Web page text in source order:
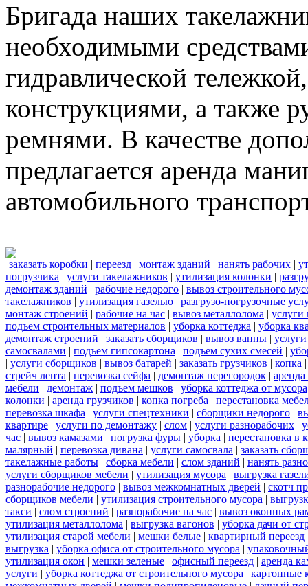
Бригада наших
необходимыми
гидравлической
конструкциями, а также
ремнями. В качестве
предлагается аренда
автомобильного
заказать коробки | переезд | монтаж зданий | нанять рабочих |
погрузчика | услуги такелажников | утилизация колонки |
демонтаж зданий | рабочие недорого | вывоз строительного
такелажников | утилизация газелью | разгрузо-погрузочные
монтаж строений | рабочие на час | вывоз металлолома | услуги
подъем строительных материалов | уборка коттеджа | уборка
демонтаж строений | заказать сборщиков | вывоз ванны |
самосвалами | подъем гипсокартона | подъем сухих смесей |
| услуги сборщиков | вывоз батарей | заказать грузчиков | копка
стрейч лента | перевозка сейфа | демонтаж перегородок |
мебели | демонтаж | подъем мешков | уборка коттеджа от мусора
колонки | аренда грузчиков | копка погреба | перестановка
перевозка шкафа | услуги спецтехники | сборщики недорого |
квартире | услуги по демонтажу | слом | услуги разнорабочих |
час | вывоз камазами | погрузка фуры | уборка | перестановка в
малярный | перевозка дивана | услуги самосвала | заказать
такелажные работы | сборка мебели | слом зданий | нанять
услуги сборщиков мебели | утилизация мусора | выгрузка
разнорабочие недорого | вывоз межкомнатных дверей | скотч
сборщиков мебели | утилизация строительного мусора |
такси | слом строений | разнорабочие на час | вывоз оконных
утилизация металлолома | выгрузка вагонов | уборка дачи от
утилизация старой мебели | мешки белые | квартирный переезд
выгрузка | уборка офиса от строительного мусора |
утилизация окон | мешки зеленые | офисный переезд | аренда
услуги | уборка коттеджа от строительного мусора | картонные